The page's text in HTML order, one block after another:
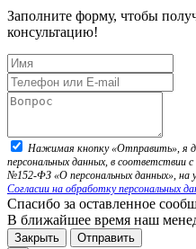
Заполните форму, чтобы
консультацию!
Нажимая кнопку «Отправить», я
персональных данных, в соответствии
№152-ФЗ «О персональных данных», на
Согласии на обработку персональных
Спасибо за оставленное
В ближайшее время наш
Закрыть
Отправить